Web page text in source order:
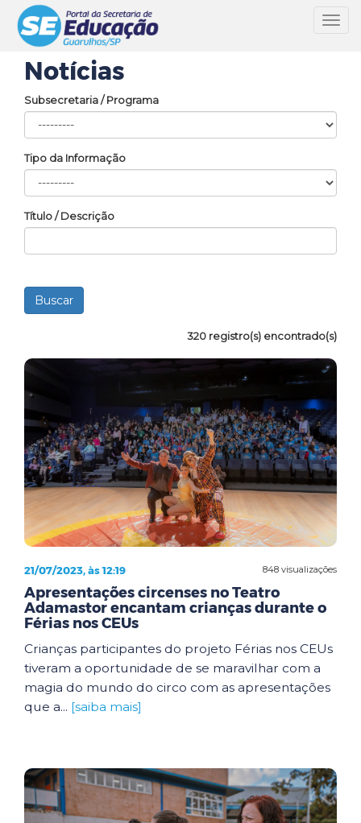
Notícias
Subsecretaria / Programa
Tipo da Informação
Título / Descrição
320 registro(s) encontrado(s)
848 visualizações
21/07/2023, às 12:19
Apresentações circenses no Teatro
Adamastor encantam crianças durante o
Férias nos CEUs
Crianças participantes do projeto Férias nos CEUs
tiveram a oportunidade de se maravilhar com a
magia do mundo do circo com as apresentações
que a... [saiba mais]